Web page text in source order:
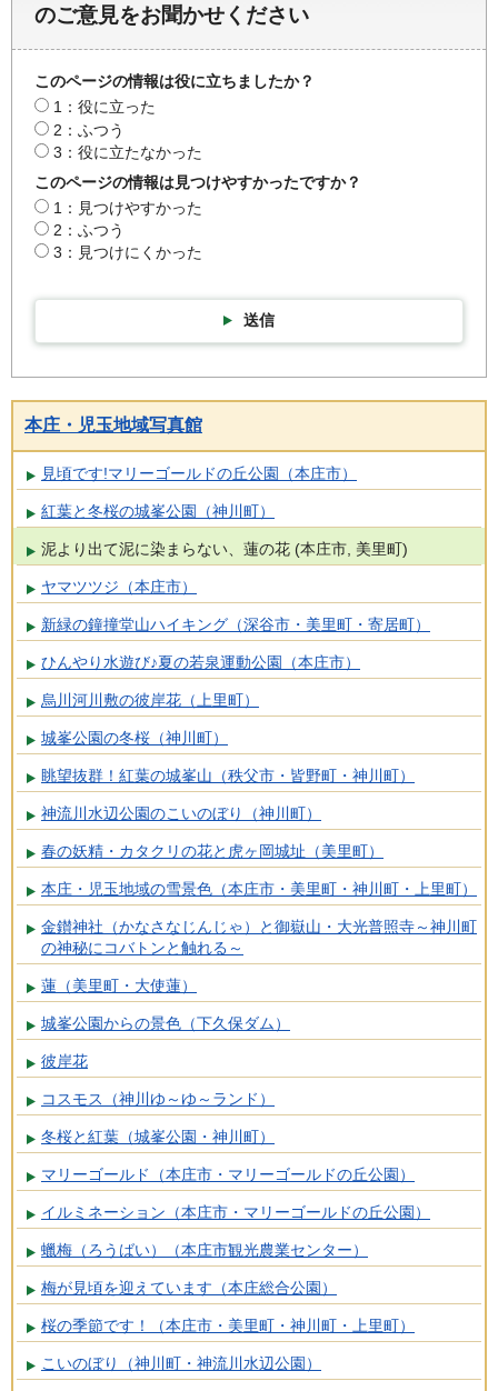
のご意見をお聞かせください
このページの情報は役に立ちましたか？
1：役に立った
2：ふつう
3：役に立たなかった
このページの情報は見つけやすかったですか？
1：見つけやすかった
2：ふつう
3：見つけにくかった
送信
本庄・児玉地域写真館
見頃です!マリーゴールドの丘公園（本庄市）
紅葉と冬桜の城峯公園（神川町）
泥より出て泥に染まらない、蓮の花 (本庄市, 美里町)
ヤマツツジ（本庄市）
新緑の鐘撞堂山ハイキング（深谷市・美里町・寄居町）
ひんやり水遊び♪夏の若泉運動公園（本庄市）
烏川河川敷の彼岸花（上里町）
城峯公園の冬桜（神川町）
眺望抜群！紅葉の城峯山（秩父市・皆野町・神川町）
神流川水辺公園のこいのぼり（神川町）
春の妖精・カタクリの花と虎ヶ岡城址（美里町）
本庄・児玉地域の雪景色（本庄市・美里町・神川町・上里町）
金鑚神社（かなさなじんじゃ）と御嶽山・大光普照寺～神川町
の神秘にコバトンと触れる～
蓮（美里町・大使蓮）
城峯公園からの景色（下久保ダム）
彼岸花
コスモス（神川ゆ～ゆ～ランド）
冬桜と紅葉（城峯公園・神川町）
マリーゴールド（本庄市・マリーゴールドの丘公園）
イルミネーション（本庄市・マリーゴールドの丘公園）
蠟梅（ろうばい）（本庄市観光農業センター）
梅が見頃を迎えています（本庄総合公園）
桜の季節です！（本庄市・美里町・神川町・上里町）
こいのぼり（神川町・神流川水辺公園）